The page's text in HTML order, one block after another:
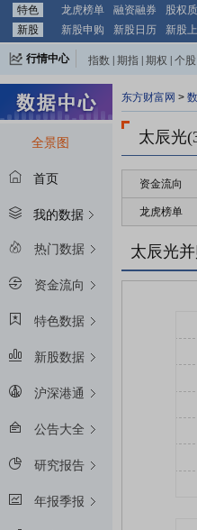
特色 龙虎榜单 融资融券 股权
新股
新股申购 新股日历 新股
行情中心 指数 期指 期权 个股
全景图
首页
我的数据
热门数据
资金流向
特色数据
新股数据
沪深港通
公告大全
研究报告
年报季报
东方财富网 >
太辰光
资金流向
龙虎榜单
太辰光